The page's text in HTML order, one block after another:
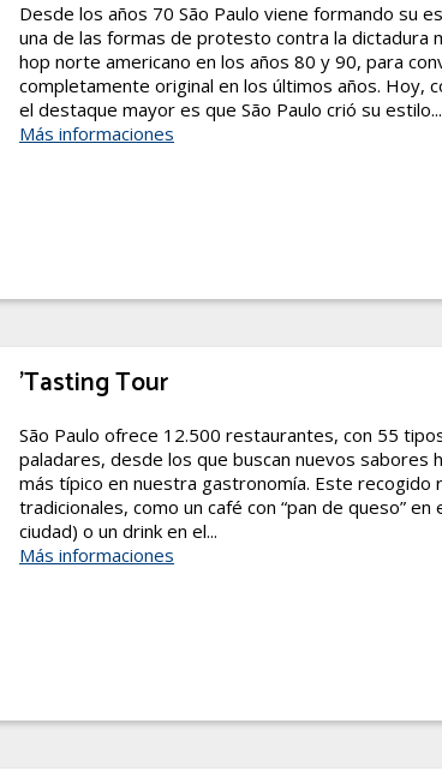
Desde los años 70 São Paulo viene formando su
una de las formas de protesto contra la dictadura
hop norte americano en los años 80 y 90, para
completamente original en los últimos años. Hoy,
el destaque mayor es que São Paulo crió su estilo...
Más informaciones
'Tasting Tour
São Paulo ofrece 12.500 restaurantes, con 55
paladares, desde los que buscan nuevos sabores
más típico en nuestra gastronomía. Este recogido
tradicionales, como un café con “pan de queso” en
ciudad) o un drink en el...
Más informaciones